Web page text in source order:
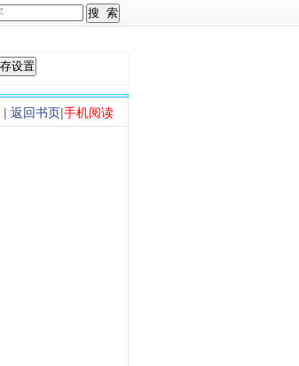
| 返回书页|手机阅读